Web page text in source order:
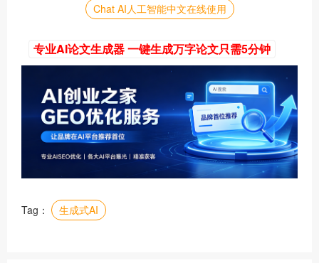
Chat AI人工智能中文在线使用
专业AI论文生成器 一键生成万字论文只需5分钟
Tag： 生成式AI